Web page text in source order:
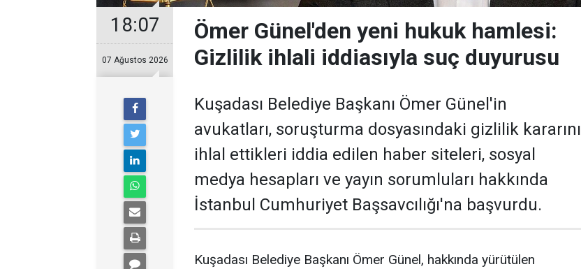
18:07
07 Ağustos 2026
Ömer Günel'den yeni hukuk hamlesi:
Gizlilik ihlali iddiasıyla suç duyurusu
Kuşadası Belediye Başkanı Ömer Günel'in
avukatları, soruşturma dosyasındaki gizlilik kararını
ihlal ettikleri iddia edilen haber siteleri, sosyal
medya hesapları ve yayın sorumluları hakkında
İstanbul Cumhuriyet Başsavcılığı'na başvurdu.
Kuşadası Belediye Başkanı Ömer Günel, hakkında yürütülen